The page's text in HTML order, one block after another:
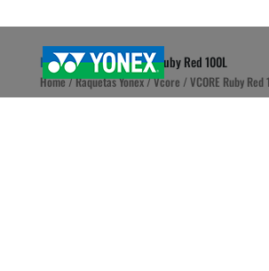
Home»Tienda»VCORE Ruby Red 100L
Home/Raquetas Yonex/Vcore / VCORE Ruby Red